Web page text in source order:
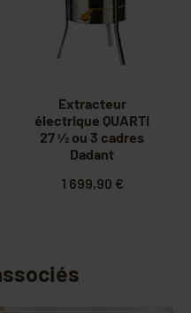
Extracteur
électrique QUARTI
27 1⁄2 ou 3 cadres
Dadant
1 699,90 €